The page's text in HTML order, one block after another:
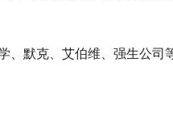
克、艾伯维、强生公司